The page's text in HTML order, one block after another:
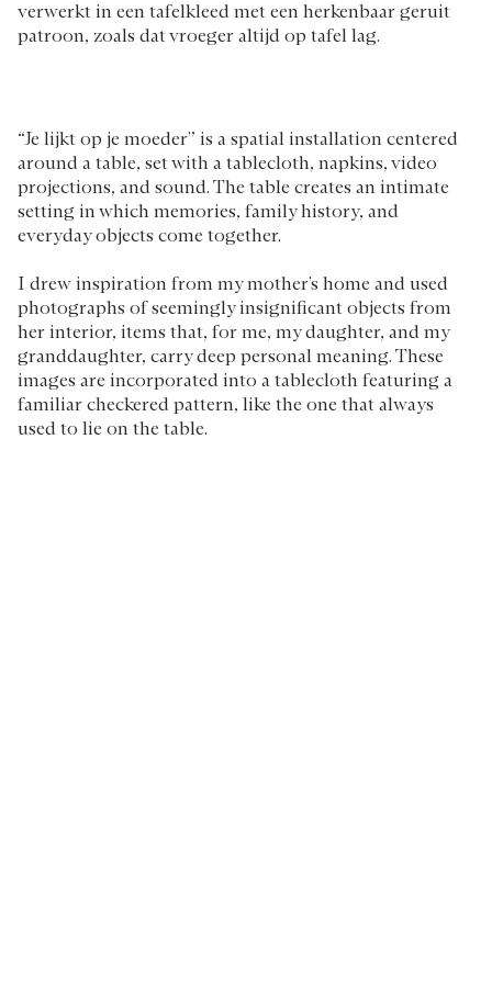
verwerkt in een tafelkleed met een herkenbaar geruit
patroon, zoals dat vroeger altijd op tafel lag.
“Je lijkt op je moeder” is a spatial installation centered
around a table, set with a tablecloth, napkins, video
projections, and sound. The table creates an intimate
setting in which memories, family history, and
everyday objects come together.
I drew inspiration from my mother’s home and used
photographs of seemingly insignificant objects from
her interior, items that, for me, my daughter, and my
granddaughter, carry deep personal meaning. These
images are incorporated into a tablecloth featuring a
familiar checkered pattern, like the one that always
used to lie on the table.